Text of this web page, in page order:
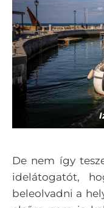
De nem így
idelátogatót,
beleolvadni a